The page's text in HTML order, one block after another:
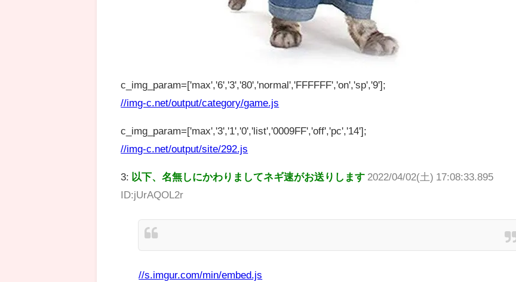
c_img_param=['max','6','3','80','normal','FFFFFF','on','sp','9'];
//img-c.net/output/category/game.js
c_img_param=['max','3','1','0','list','0009FF','off','pc','14'];
//img-c.net/output/site/292.js
3: 以下、名無しにかわりましてネギ速がお送りします 2022/04/02(土) 17:08:33.895
ID:jUrAQOL2r
//s.imgur.com/min/embed.js